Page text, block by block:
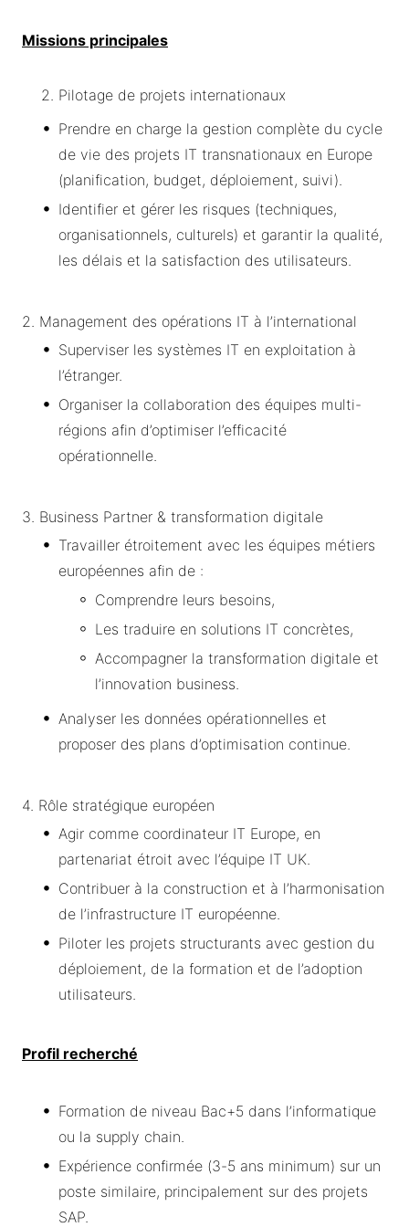
Missions principales
Pilotage de projets internationaux
Prendre en charge la gestion complète du cycle
de vie des projets IT transnationaux en Europe
(planification, budget, déploiement, suivi).
Identifier et gérer les risques (techniques,
organisationnels, culturels) et garantir la qualité,
les délais et la satisfaction des utilisateurs.
2. Management des opérations IT à l’international
Superviser les systèmes IT en exploitation à
l’étranger.
Organiser la collaboration des équipes multi-
régions afin d’optimiser l’efficacité
opérationnelle.
3. Business Partner & transformation digitale
Travailler étroitement avec les équipes métiers
européennes afin de :
Comprendre leurs besoins,
Les traduire en solutions IT concrètes,
Accompagner la transformation digitale et
l’innovation business.
Analyser les données opérationnelles et
proposer des plans d’optimisation continue.
4. Rôle stratégique européen
Agir comme coordinateur IT Europe, en
partenariat étroit avec l’équipe IT UK.
Contribuer à la construction et à l’harmonisation
de l’infrastructure IT européenne.
Piloter les projets structurants avec gestion du
déploiement, de la formation et de l’adoption
utilisateurs.
Profil recherché
Formation de niveau Bac+5 dans l’informatique
ou la supply chain.
Expérience confirmée (3-5 ans minimum) sur un
poste similaire, principalement sur des projets
SAP.